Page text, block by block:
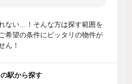
ない…！そんな方は探す範囲を
希望の条件にピッタリの物件が
ん！
駅から探す